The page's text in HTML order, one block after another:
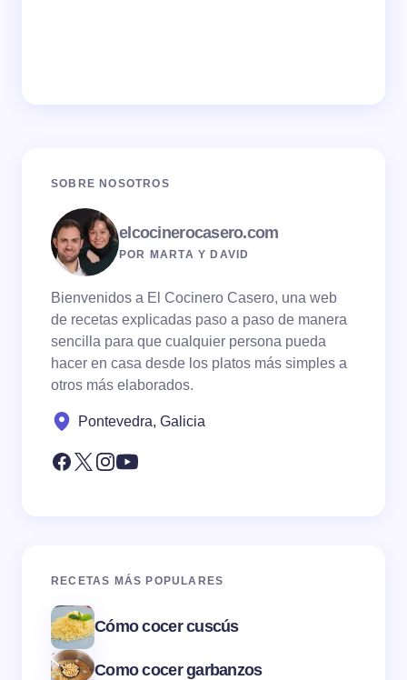
SOBRE NOSOTROS
elcocinerocasero.com
POR MARTA Y DAVID
Bienvenidos a El Cocinero Casero, una web
de recetas explicadas paso a paso de manera
sencilla para que cualquier persona pueda
hacer en casa desde los platos más simples a
otros más elaborados.
Pontevedra, Galicia
RECETAS MÁS POPULARES
Cómo cocer cuscús
Como cocer garbanzos